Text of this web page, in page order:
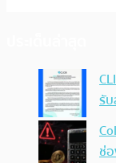
รั
ช่